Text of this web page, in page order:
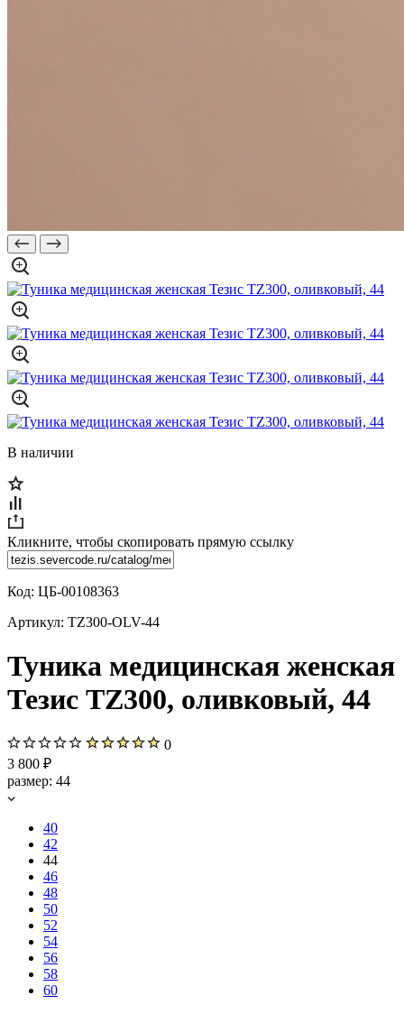
В наличии
Кликните, чтобы скопировать прямую ссылку
Код: ЦБ-00108363
Артикул: TZ300-OLV-44
Туника медицинская женская
Тезис TZ300, оливковый, 44
0
3 800 ₽
размер: 44
40
42
44
46
48
50
52
54
56
58
60